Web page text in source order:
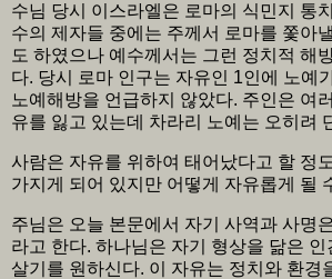
수님 당시 이스라엘은 로마의 식민지 통
수의 제자들 중에는 주께서 로마를 쫓아
도 하였으나 예수께서는 그런 정치적 해
다. 당시 로마 인구는 자유인 1인에 노예
노예해방을 언급하지 않았다. 주인은 여
유를 잃고 있는데 차라리 노예는 오히려
사람은 자유를 위하여 태어났다고 할 정
가지게 되어 있지만 어떻게 자유롭게 될
주님은 오늘 본문에서 자기 사역과 사명
라고 한다. 하나님은 자기 형상을 닮은
살기를 원하신다. 이 자유는 정치와 환경